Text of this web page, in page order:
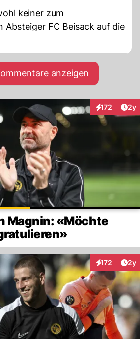
keiner zum
Absteiger FC Beisack auf die
anzeigen
172
Interaktionen
2y
Magnin: «Möchte
172
Interaktionen
2y